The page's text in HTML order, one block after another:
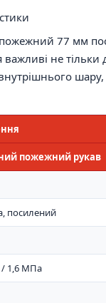
77 мм
не тільки
пожежний рукав
посилений
/ 1,6 МПа